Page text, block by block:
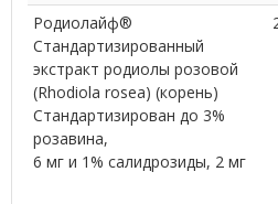
Родиолайф®
Стандартизированный
экстракт родиолы розовой
(Rhodiola rosea) (корень)
Стандартизирован до 3%
розавина,
6 мг и 1% салидрозиды, 2 мг